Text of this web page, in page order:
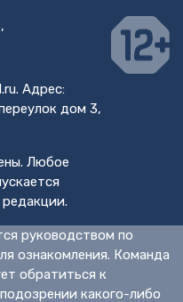
Адрес:
дом 3,
Любое
редакции.
руководством по
ознакомления. Команда
обратиться к
какого-либо